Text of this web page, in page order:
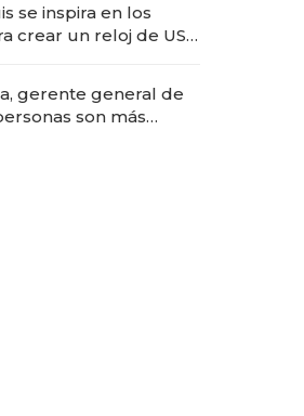
se inspira en los
crear un reloj de US$
gerente general de
son más